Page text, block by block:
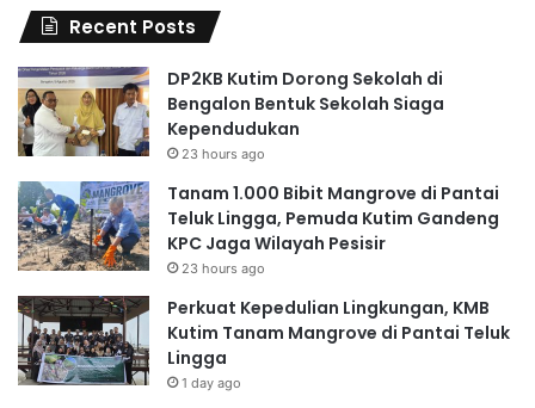
Recent Posts
DP2KB Kutim Dorong Sekolah di
Bengalon Bentuk Sekolah Siaga
Kependudukan
23 hours ago
Tanam 1.000 Bibit Mangrove di Pantai
Teluk Lingga, Pemuda Kutim Gandeng
KPC Jaga Wilayah Pesisir
23 hours ago
Perkuat Kepedulian Lingkungan, KMB
Kutim Tanam Mangrove di Pantai Teluk
Lingga
1 day ago